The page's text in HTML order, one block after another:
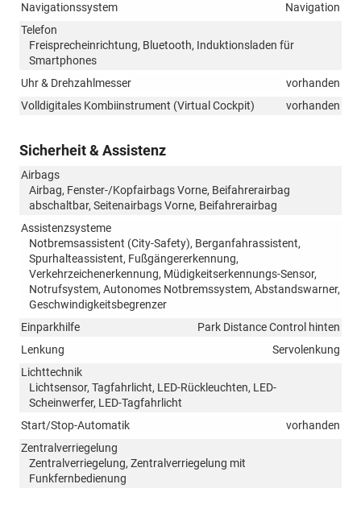
Navigationssystem
Navigation
Telefon
Freisprecheinrichtung, Bluetooth, Induktionsladen für
Smartphones
Uhr & Drehzahlmesser
vorhanden
Volldigitales Kombiinstrument (Virtual Cockpit)
vorhanden
Sicherheit & Assistenz
Airbags
Airbag, Fenster-/Kopfairbags Vorne, Beifahrerairbag
abschaltbar, Seitenairbags Vorne, Beifahrerairbag
Assistenzsysteme
Notbremsassistent (City-Safety), Berganfahrassistent,
Spurhalteassistent, Fußgängererkennung,
Verkehrzeichenerkennung, Müdigkeitserkennungs-Sensor,
Notrufsystem, Autonomes Notbremssystem, Abstandswarner,
Geschwindigkeitsbegrenzer
Einparkhilfe
Park Distance Control hinten
Lenkung
Servolenkung
Lichttechnik
Lichtsensor, Tagfahrlicht, LED-Rückleuchten, LED-
Scheinwerfer, LED-Tagfahrlicht
Start/Stop-Automatik
vorhanden
Zentralverriegelung
Zentralverriegelung, Zentralverriegelung mit
Funkfernbedienung